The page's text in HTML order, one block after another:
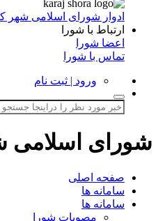
ادوار شورای اسلامی شهر
ارتباط با شورا
اعضا شورا
تماس با شورا
ورود | ثبت نام
شورای اسلامی
صفحه اصلی
سامانه ها
سامانه ها
مصوبات شورا